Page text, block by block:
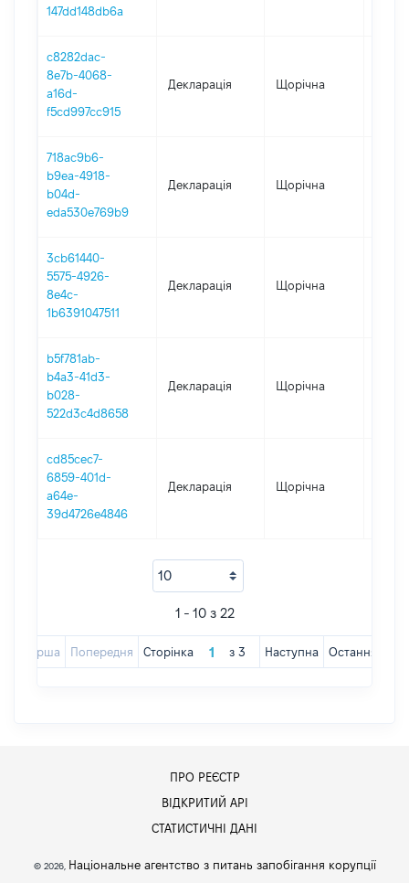
147dd148db6a
c8282dac-
8e7b-4068-
a16d-
f5cd997cc915
Декларація Щорічна
718ac9b6-
b9ea-4918-
b04d-
eda530e769b9
Декларація Щорічна
3cb61440-
5575-4926-
8e4c-
1b6391047511
Декларація Щорічна
b5f781ab-
b4a3-41d3-
b028-
522d3c4d8658
Декларація Щорічна
cd85cec7-
6859-401d-
a64e-
39d4726e4846
Декларація Щорічна
1 - 10 з 22
Перша Попередня Сторінка з 3 Наступна Остання
ПРО РЕЄСТР
ВІДКРИТИЙ АРІ
СТАТИСТИЧНІ ДАНІ
© 2026, Національне агентство з питань запобігання корупції